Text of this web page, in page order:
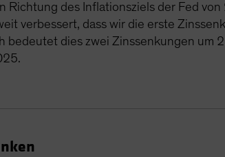
des Inflationsziels der Fed
verbessert, dass wir die erste
bedeutet dies zwei Zinssenkungen um